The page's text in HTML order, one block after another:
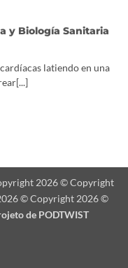
y Biología Sanitaria
latiendo en una
2026 © Copyright
© Copyright 2026 ©
de PODTWIST